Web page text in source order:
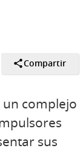
Compartir
complejo
sus